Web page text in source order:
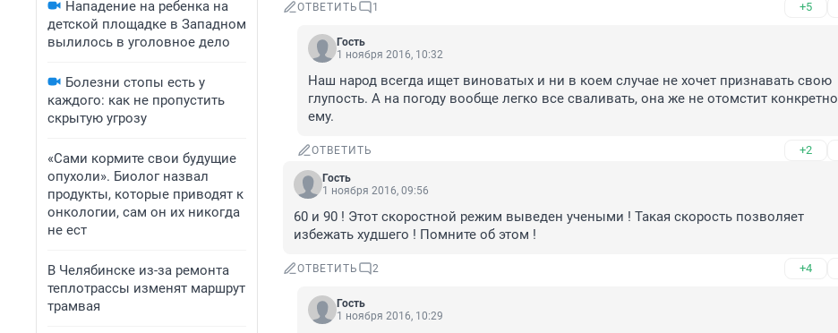
Нападение на ребенка на
детской площадке в Западном
вылилось в уголовное дело
Болезни стопы есть у
каждого: как не пропустить
скрытую угрозу
«Сами кормите свои будущие
опухоли». Биолог назвал
продукты, которые приводят к
онкологии, сам он их никогда
не ест
В Челябинске из-за ремонта
теплотрассы изменят маршрут
трамвая
ОТВЕТИТЬ 1 +5
Гость
1 ноября 2016, 10:32
Наш народ всегда ищет виноватых и ни в коем случае не хочет признавать свою
глупость. А на погоду вообще легко все сваливать, она же не отомстит конкретно
ему.
ОТВЕТИТЬ +2
Гость
1 ноября 2016, 09:56
60 и 90 ! Этот скоростной режим выведен учеными ! Такая скорость позволяет
избежать худшего ! Помните об этом !
ОТВЕТИТЬ 2 +4
Гость
1 ноября 2016, 10:29